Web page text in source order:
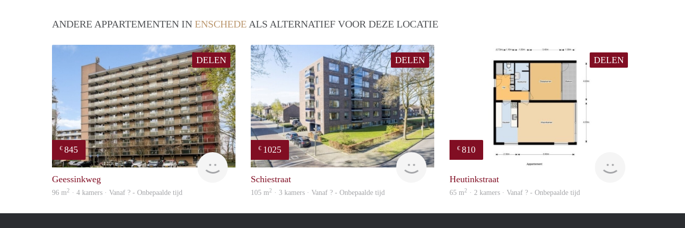
ANDERE APPARTEMENTEN IN ENSCHEDE ALS ALTERNATIEF VOOR DEZE LOCATIE
DELEN
€ 845
Woning
Geessinkweg
96 m2 · 4 kamers · Vanaf ? - Onbepaalde tijd
DELEN
€ 1025
Woning
Schiestraat
105 m2 · 3 kamers · Vanaf ? - Onbepaalde tijd
DELEN
€ 810
Heutinkstraat
65 m2 · 2 kamers · Vanaf ? - Onbepaalde tijd